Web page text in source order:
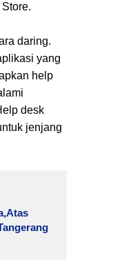
daring.
yang
help
desk
jenjang